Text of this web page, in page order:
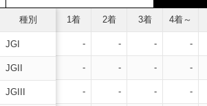
種別
JGI
JGII
JGIII
1着 2着 3着 4着～
- - - -
- - - -
- - - -